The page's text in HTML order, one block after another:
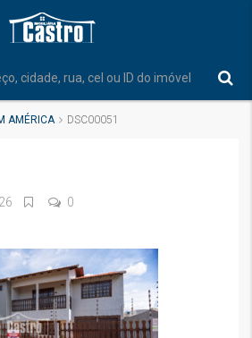
AMÉRICA DSC00051
0